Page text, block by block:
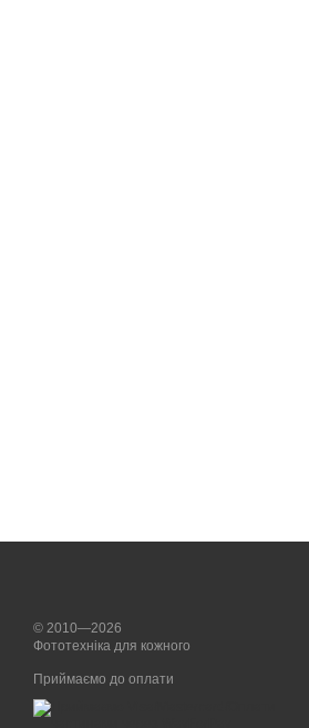
© 2010—2026
Фототехніка для кожного
Приймаємо до оплати